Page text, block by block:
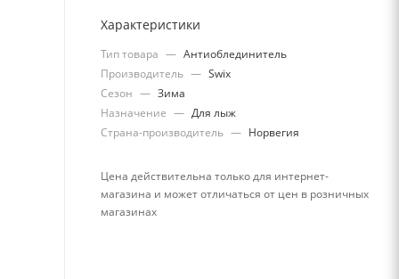
Характеристики
Тип товара — Антиоблединитель
Производитель — Swix
Сезон — Зима
Назначение — Для лыж
Страна-производитель — Норвегия
Цена действительна только для интернет-
магазина и может отличаться от цен в розничных
магазинах